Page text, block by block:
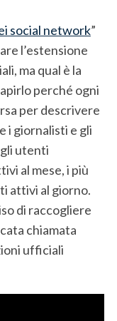
social network”
l’estensione
ma qual è la
perché ogni
per descrivere
i giornalisti e gli
utenti
al mese, i più
attivi al giorno.
di raccogliere
chiamata
ufficiali